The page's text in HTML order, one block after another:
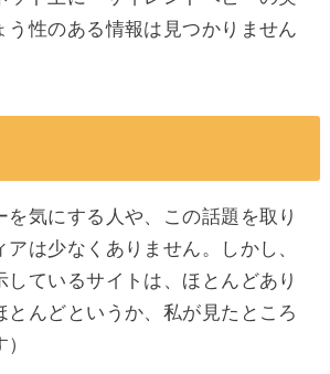
う性のある情報は見つかりません
を気にする人や、この話題を取り
アは少なくありません。しかし、
しているサイトは、ほとんどあり
とんどというか、私が見たところ